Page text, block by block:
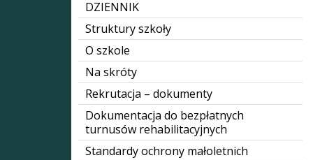
DZIENNIK
Struktury szkoły
O szkole
Na skróty
Rekrutacja – dokumenty
Dokumentacja do bezpłatnych
turnusów rehabilitacyjnych
Standardy ochrony małoletnich